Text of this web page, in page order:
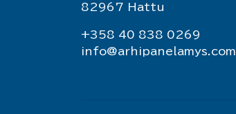
82967 Hattu
+358 40 838 0269
info@arhipanelamys.com